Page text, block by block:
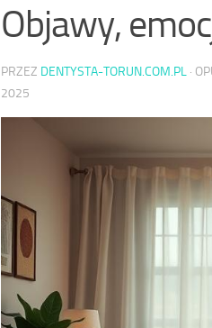
Objawy,
PRZEZ DENTYSTA-TORUN.COM.PL ·
2025